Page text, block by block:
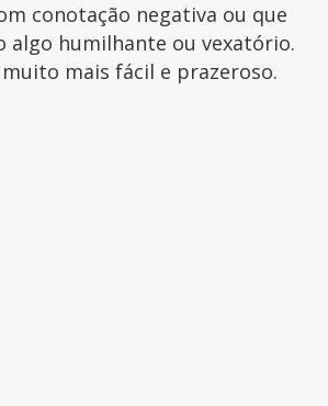
conotação negativa ou que
algo humilhante ou vexatório.
mais fácil e prazeroso.